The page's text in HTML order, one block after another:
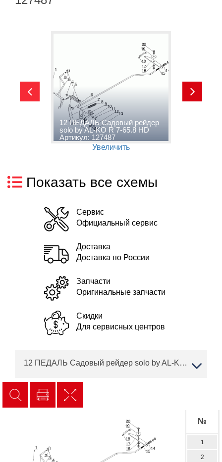
12 ПЕДАЛЬ Садовый рейдер
solo by AL-KO R 7-65.8 HD
Артикул: 127487
Увеличить
Показать все схемы
Сервис
Официальный сервис
Доставка
Доставка по России
Запчасти
Оригинальные запчасти
Скидки
Для сервисных центров
12 ПЕДАЛЬ Садовый рейдер solo by AL-KO R 7-65.8 HD Артикул: 127487
№
1
2